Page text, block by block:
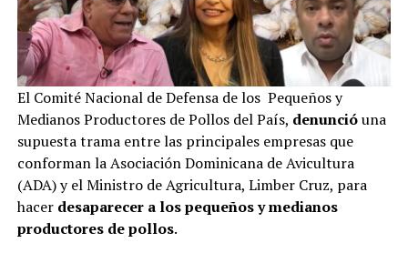
El Comité Nacional de Defensa de los Pequeños y
Medianos Productores de Pollos del País, denuncióuna
supuesta trama entre las principales empresas que
conforman la Asociación Dominicana de Avicultura
(ADA) y el Ministro de Agricultura, Limber Cruz, para
hacer desaparecer a los pequeños y medianos
productores de pollos.